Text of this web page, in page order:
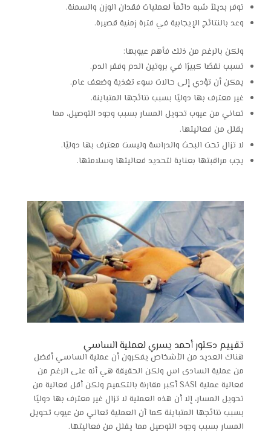
توفر بديلاً شبه دائماً لعمليات فقدان الوزن والسمنة.
وعد بالنتائج الإيجابية في فترة زمنية قصيرة.
ولكن بالرغم من ذلك فأهم عيوبها:
تسبب نقصًا كبيرًا في بروتين الدم وفقر الدم.
يمكن أن تؤدي إلى حالات سوء تغذية وضعف عام.
غير معترف بها دوليًا بسبب نتائجها المتباينة.
تعاني من عيوب تحويل المسار بسبب وجود التوصيل، مما
يقلل من فعاليتها.
لا تزال تحت البحث والدراسة وليست معترف بها دوليًا.
يجب مراقبتها بعناية لتحديد فعاليتها وسلامتها.
تقييم دكتور أحمد يسري لعملية الساسي
هناك العديد من الأشخاص يفكرون أن عملية الساسي أفضل
من عملية السادى اس ولكن الحقيقة هي أنه على الرغم من
فعالية عملية SASI أكبر مقارنة بالتكميم ولكن أقل فعالية من
تحويل المسار، إلا أن هذه العملية لا تزال غير معترف بها دوليًا
بسبب نتائجها المتباينة كما أن العملية تعاني من عيوب تحويل
المسار بسبب وجود التوصيل مما يقلل من فعاليتها.